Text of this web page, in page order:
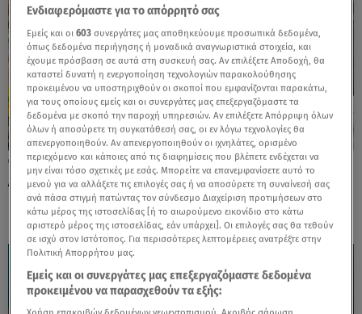
24.07.26, 17:00
Αναστάσης Ροϊλός: Η ηλικία, η καταγωγή
και η σχέση του με την Ιαπωνία
Ενδιαφερόμαστε για το απόρρητό σας
Εμείς και οι603 συνεργάτες μας αποθηκεύουμε προσωπικά δεδομένα,
όπως δεδομένα περιήγησης ή μοναδικά αναγνωριστικά στοιχεία, και
έχουμε πρόσβαση σε αυτά στη συσκευή σας. Αν επιλέξετε Αποδοχή, θα
καταστεί δυνατή η ενεργοποίηση τεχνολογιών παρακολούθησης
προκειμένου να υποστηριχθούν οι σκοποί που εμφανίζονται παρακάτω,
για τους οποίους εμείς και οι συνεργάτες μας επεξεργαζόμαστε τα
δεδομένα με σκοπό την παροχή υπηρεσιών. Αν επιλέξετε Απόρριψη όλων
όλων ή αποσύρετε τη συγκατάθεσή σας, οι εν λόγω τεχνολογίες θα
απενεργοποιηθούν. Αν απενεργοποιηθούν οι ιχνηλάτες, ορισμένο
περιεχόμενο και κάποιες από τις διαφημίσεις που βλέπετε ενδέχεται να
μην είναι τόσο σχετικές με εσάς. Μπορείτε να επανεμφανίσετε αυτό το
μενού για να αλλάξετε τις επιλογές σας ή να αποσύρετε τη συναίνεσή σας
ανά πάσα στιγμή πατώντας τον σύνδεσμο Διαχείριση προτιμήσεων στο
κάτω μέρος της ιστοσελίδας [ή το αιωρούμενο εικονίδιο στο κάτω
αριστερό μέρος της ιστοσελίδας, εάν υπάρχει]. Οι επιλογές σας θα τεθούν
σε ισχύ στον Ιστότοπος. Για περισσότερες λεπτομέρειες ανατρέξτε στην
Πολιτική Απορρήτου μας.
Εμείς και οι συνεργάτες μας επεξεργαζόμαστε δεδομένα
προκειμένου να παρασχεθούν τα εξής: